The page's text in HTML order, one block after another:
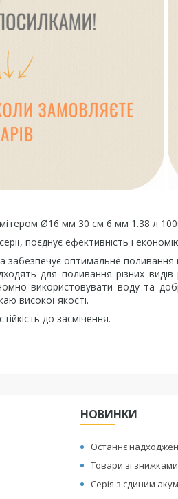
Ø16 мм 30 см 6 мм 1.38 л
поєднує ефективність і
забезпечує оптимальне
для поливання різних
використовувати воду та
високої якості.
до засмічення.
НОВИНКИ
Останнє
Товари зі знижками
Серія з єдиним